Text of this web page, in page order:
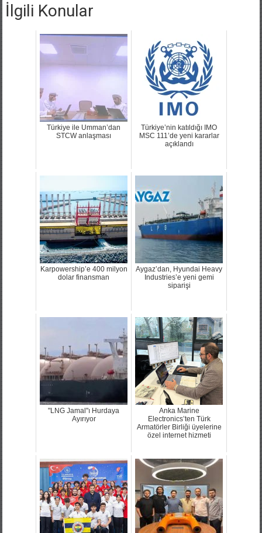
İlgili Konular
Türkiye ile Umman’dan
STCW anlaşması
Türkiye’nin katıldığı IMO
MSC 111’de yeni kararlar
açıklandı
Karpowership’e 400 milyon
dolar finansman
Aygaz’dan, Hyundai Heavy
Industries’e yeni gemi
siparişi
"LNG Jamal"ı Hurdaya
Ayırıyor
Anka Marine
Electronics’ten Türk
Armatörler Birliği üyelerine
özel internet hizmeti